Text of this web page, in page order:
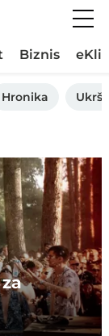
Biznis
Hronika